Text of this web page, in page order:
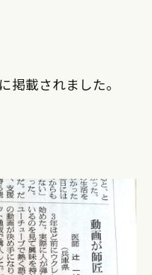
掲載されました。